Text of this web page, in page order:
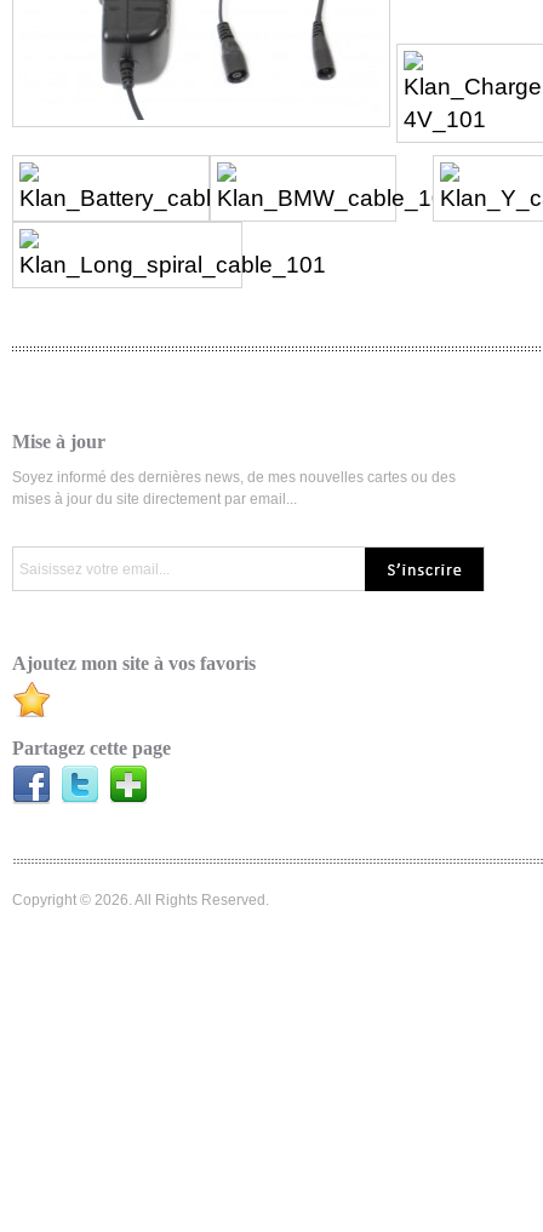
Mise à jour
Soyez informé des dernières news, de mes nouvelles cartes ou des
mises à jour du site directement par email...
Ajoutez mon site à vos favoris
Partagez cette page
Copyright © 2026. All Rights Reserved.